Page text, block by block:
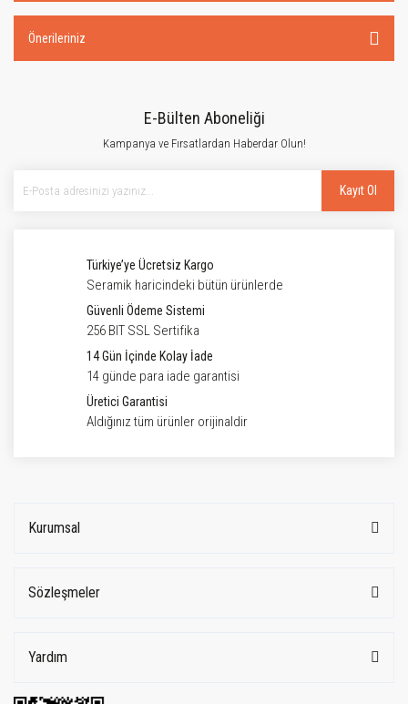
Önerileriniz
E-Bülten Aboneliği
Kampanya ve Fırsatlardan Haberdar Olun!
Kayıt Ol
Türkiye’ye Ücretsiz Kargo
Seramik haricindeki bütün ürünlerde
Güvenli Ödeme Sistemi
256 BIT SSL Sertifika
14 Gün İçinde Kolay İade
14 günde para iade garantisi
Üretici Garantisi
Aldığınız tüm ürünler orijinaldir
Kurumsal
Sözleşmeler
Yardım